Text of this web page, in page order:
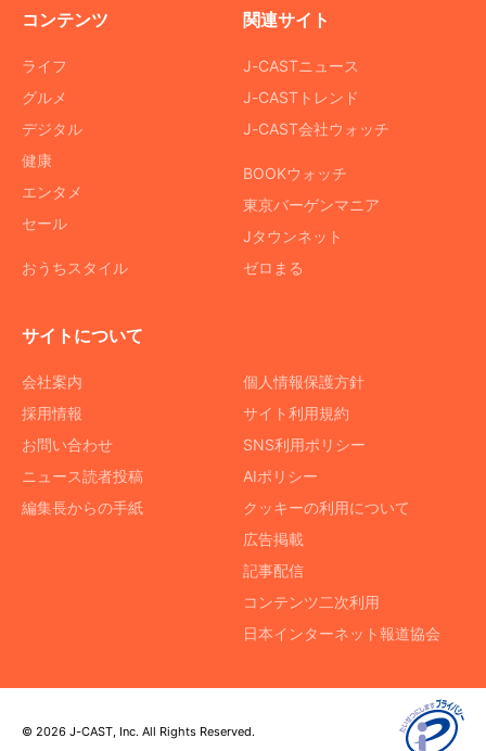
コンテンツ
ライフ
グルメ
デジタル
健康
エンタメ
セール
おうちスタイル
関連サイト
J-CASTニュース
J-CASTトレンド
J-CAST会社ウォッチ
BOOKウォッチ
東京バーゲンマニア
Jタウンネット
ゼロまる
サイトについて
会社案内
採用情報
お問い合わせ
ニュース読者投稿
編集長からの手紙
個人情報保護方針
サイト利用規約
SNS利用ポリシー
AIポリシー
クッキーの利用について
広告掲載
記事配信
コンテンツ二次利用
日本インターネット報道協会
© 2026 J-CAST, Inc. All Rights Reserved.